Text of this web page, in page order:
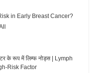
in Early Breast Cancer?
के रूप में लिम्फ नोड्स | Lymph
Risk Factor